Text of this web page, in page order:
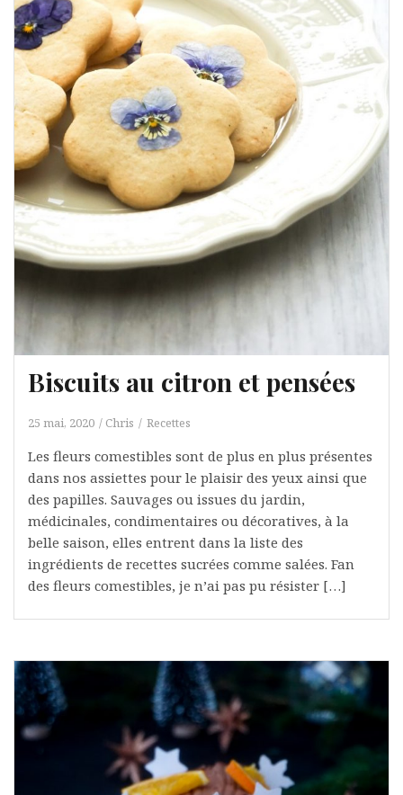
Biscuits au citron et pensées
25 mai, 2020 Chris Recettes
Les fleurs comestibles sont de plus en plus présentes
dans nos assiettes pour le plaisir des yeux ainsi que
des papilles. Sauvages ou issues du jardin,
médicinales, condimentaires ou décoratives, à la
belle saison, elles entrent dans la liste des
ingrédients de recettes sucrées comme salées. Fan
des fleurs comestibles, je n’ai pas pu résister […]